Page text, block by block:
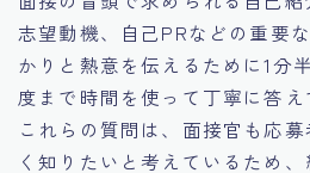
志望動機、自己PRなどの重要
かりと熱意を伝えるために1分
度まで時間を使って丁寧に答え
これらの質問は、面接官も応
く知りたいと考えているため